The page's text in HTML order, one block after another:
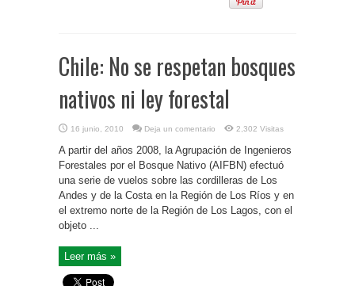
Chile: No se respetan bosques
nativos ni ley forestal
16 junio, 2010 Deja un comentario 2,302 Visitas
A partir del años 2008, la Agrupación de Ingenieros
Forestales por el Bosque Nativo (AIFBN) efectuó
una serie de vuelos sobre las cordilleras de Los
Andes y de la Costa en la Región de Los Ríos y en
el extremo norte de la Región de Los Lagos, con el
objeto ...
Leer más »